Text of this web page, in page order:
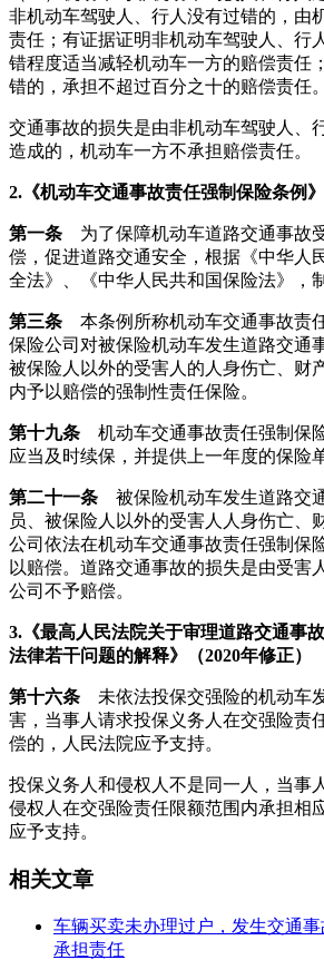
非机动车驾驶人、行人没有过错的，由
责任；有证据证明非机动车驾驶人、行
错程度适当减轻机动车一方的赔偿责任
错的，承担不超过百分之十的赔偿责任。
交通事故的损失是由非机动车驾驶人、
造成的，机动车一方不承担赔偿责任。
2. 《机动车交通事故责任强制保险条例》
第一条 为了保障机动车道路交通事故
偿，促进道路交通安全，根据《中华人
全法》、《中华人民共和国保险法》，
第三条 本条例所称机动车交通事故责
保险公司对被保险机动车发生道路交通
被保险人以外的受害人的人身伤亡、财
内予以赔偿的强制性责任保险。
第十九条 机动车交通事故责任强制保
应当及时续保，并提供上一年度的保险单
第二十一条 被保险机动车发生道路交
员、被保险人以外的受害人人身伤亡、
公司依法在机动车交通事故责任强制保
以赔偿。道路交通事故的损失是由受害
公司不予赔偿。
3. 《最高人民法院关于审理道路交通事
法律若干问题的解释》（2020年修正）
第十六条 未依法投保交强险的机动车
害，当事人请求投保义务人在交强险责
偿的，人民法院应予支持。
投保义务人和侵权人不是同一人，当事
侵权人在交强险责任限额范围内承担相
应予支持。
相关文章
车辆买卖未办理过户，发生交通
承担责任